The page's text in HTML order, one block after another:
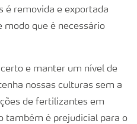
é removida e exportada
modo que é necessário
e manter um nível de
nossas culturas sem a
de fertilizantes em
também é prejudicial para o